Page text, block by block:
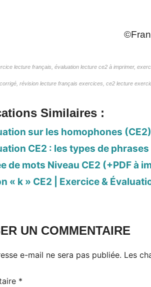
lecture français, évaluation lecture ce2 à imprimer,
révision lecture français exercices, ce2 lecture
Similaires :
sur les homophones
CE2 : les types de
de mots Niveau CE2 (+PDF à
« k » CE2 | Exercice &
UN COMMENTAIRE
e-mail ne sera pas publiée. Les
*